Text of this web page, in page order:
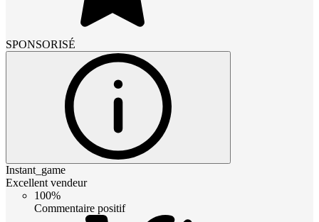
SPONSORISÉ
Instant_game
Excellent vendeur
100%
Commentaire positif